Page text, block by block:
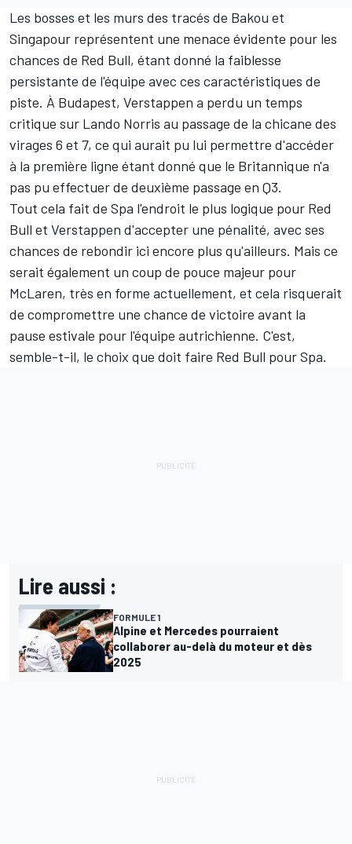
Les bosses et les murs des tracés de Bakou et
Singapour représentent une menace évidente pour les
chances de Red Bull, étant donné la faiblesse
persistante de l'équipe avec ces caractéristiques de
piste. À Budapest, Verstappen a perdu un temps
critique sur Lando Norris au passage de la chicane des
virages 6 et 7, ce qui aurait pu lui permettre d'accéder
à la première ligne étant donné que le Britannique n'a
pas pu effectuer de deuxième passage en Q3.
Tout cela fait de Spa l'endroit le plus logique pour Red
Bull et Verstappen d'accepter une pénalité, avec ses
chances de rebondir ici encore plus qu'ailleurs. Mais ce
serait également un coup de pouce majeur pour
McLaren, très en forme actuellement, et cela risquerait
de compromettre une chance de victoire avant la
pause estivale pour l'équipe autrichienne. C'est,
semble-t-il, le choix que doit faire Red Bull pour Spa.
Lire aussi :
FORMULE 1
Alpine et Mercedes pourraient
collaborer au-delà du moteur et dès
2025